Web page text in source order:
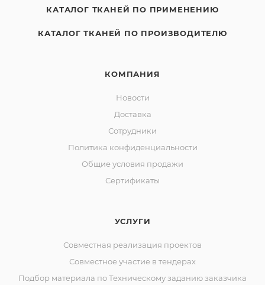
КАТАЛОГ ТКАНЕЙ ПО ПРИМЕНЕНИЮ
КАТАЛОГ ТКАНЕЙ ПО ПРОИЗВОДИТЕЛЮ
КОМПАНИЯ
Новости
Доставка
Сотрудники
Политика конфиденциальности
Общие условия продажи
Сертификаты
УСЛУГИ
Совместная реализация проектов
Совместное участие в тендерах
Подбор материала по Техническому заданию заказчика